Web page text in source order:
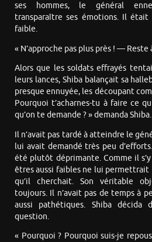
ses hommes, le général
transparaître ses émotions. Il était
faible.
« N’approche pas plus près ! — Reste
Alors que les soldats effrayés
leurs lances, Shiba balançait sa
presque ennuyée, les découpant
Pourquoi t’acharnes-tu à faire ce
qu’on te demande ? » demanda Shiba.
Il n’avait pas tardé à atteindre le
lui avait demandé très peu
été plutôt déprimante. Comme il
êtres aussi faibles ne lui permettrait
qu’il cherchait. Son véritable
toujours. Il n’avait pas de temps à
aussi pathétiques. Shiba décida
question.
« Pourquoi ? Pourquoi suis-je